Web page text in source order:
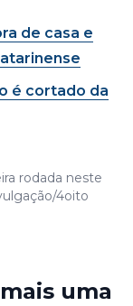
de casa e
é cortado da
rodada neste
4oito
uma